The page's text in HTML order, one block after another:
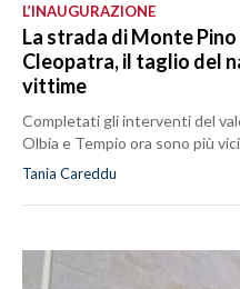
L’INAUGURAZIONE
La strada di Monte
Cleopatra, il taglio del
vittime
Completati gli interventi del
Olbia e Tempio ora sono più
Tania Careddu